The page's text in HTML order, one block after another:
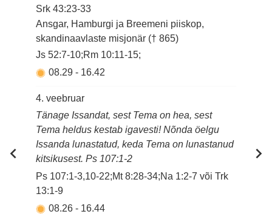
Srk 43:23-33
Ansgar, Hamburgi ja Breemeni piiskop,
skandinaavlaste misjonär († 865)
Js 52:7-10;Rm 10:11-15;
08.29- 16.42
4. veebruar
Tänage Issandat, sest Tema on hea, sest
Tema heldus kestab igavesti! Nõnda öelgu
Issanda lunastatud, keda Tema on lunastanud
kitsikusest. Ps 107:1-2
Ps 107:1-3,10-22;Mt 8:28-34;Na 1:2-7 või Trk
13:1-9
08.26- 16.44